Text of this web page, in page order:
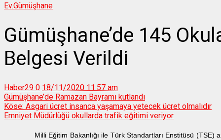
Ev.Gümüşhane
Gümüşhane’de 145
Belgesi Verildi
Haber29 0 18/11/2020 11:57 am
Gümüşhane’de Ramazan Bayramı kutlandı
Köse: Asgari ücret insanca yaşamaya yetecek ücret olmalıdır
Emniyet Müdürlüğü okullarda trafik eğitimi veriyor
Milli Eğitim Bakanlığı ile Türk Standartları Enstitüsü (TSE)